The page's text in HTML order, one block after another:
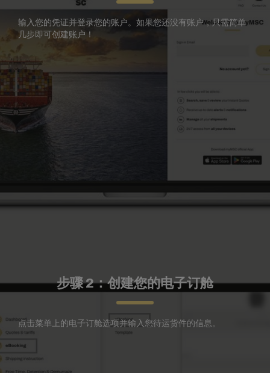
输入您的凭证并登录您的账户。如果您还没有账户，只需简单
几步即可创建账户！
步骤 2：创建您的电子订舱
点击菜单上的电子订舱选项并输入您待运货件的信息。